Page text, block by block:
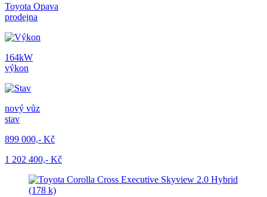
Toyota Opava
prodejna
164kW
výkon
nový vůz
stav
899 000,- Kč
1 202 400,- Kč